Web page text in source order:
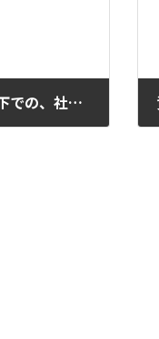
大災害に対する、民衆の管理下での、社会的ニーズに適応した公的な防止計画